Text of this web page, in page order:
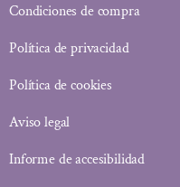
Condiciones de compra
Política de privacidad
Política de cookies
Aviso legal
Informe de accesibilidad